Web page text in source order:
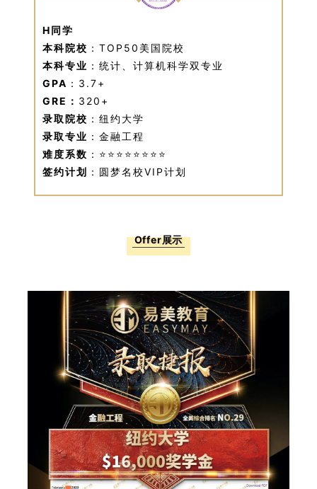
H同学
本科院校 ：TOP50美国院校
本科专业 ：统计、计算机科学双专业
GPA ：3.7+
GRE： 320+
录取院校 ：纽约大学
录取专业 ：金融工程
难度系数 ：⭐⭐⭐⭐⭐⭐⭐⭐
签约计划 ：圆梦名校VIP计划
Offer展示